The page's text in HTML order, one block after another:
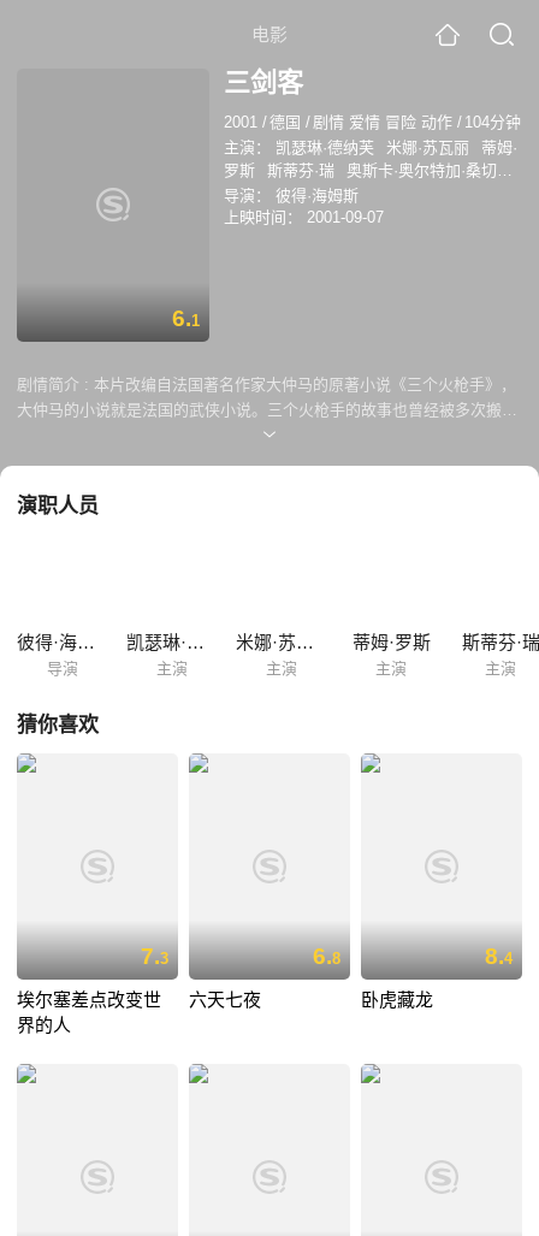
电影
6.1
三剑客
2001 / 德国 /剧情 爱情 冒险 动作 / 104分钟
主演：
凯瑟琳·德纳芙 米娜·苏瓦丽
蒂姆·
罗斯
斯蒂芬·瑞
奥斯卡·奥尔特加·桑切斯
Thomas Goersch
Bill Treacher
斯皮尔斯
贾斯汀·钱伯斯
导演：
彼得·海姆斯
上映时间：
2001-09-07
剧情简介 : 本片改编自法国著名作家大仲马的原著小说《三个火枪手》，
大仲马的小说就是法国的武侠小说。三个火枪手的故事也曾经被多次搬上
荧幕，不过本片的主角只有一个：达达尼昂。年轻的达达尼昂为了报父母
廷，酒肆，旅馆，街头，爱恨情仇交织在17世纪的巴黎。达达尼昂在巴黎
演职人员
彼得·海姆斯
导演
凯瑟琳·德纳芙
主演
米娜·苏瓦丽
主演
蒂姆·罗斯
主演
斯蒂芬·瑞
主演
猜你喜欢
7.3
埃尔塞差点改变世
界的人
6.8
六天七夜
8.4
卧虎藏龙